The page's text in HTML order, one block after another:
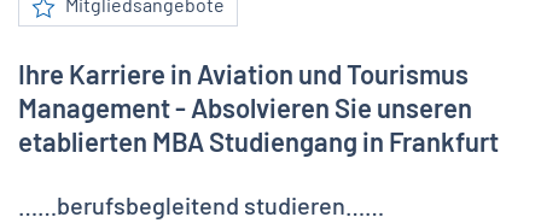
Ihre Karriere in Aviation und Tourismus
Management - Absolvieren Sie unseren
etablierten MBA Studiengang in Frankfurt
……berufsbegleitend studieren……